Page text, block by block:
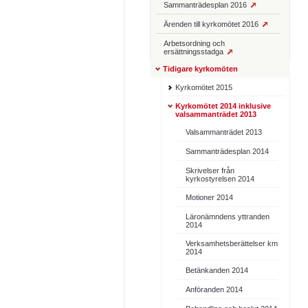
Sammanträdesplan 2016
Ärenden till kyrkomötet 2016
Arbetsordning och
ersättningsstadga
Tidigare kyrkomöten
Kyrkomötet 2015
Kyrkomötet 2014 inklusive
valsammanträdet 2013
Valsammanträdet 2013
Sammanträdesplan 2014
Skrivelser från
kyrkostyrelsen 2014
Motioner 2014
Läronämndens yttranden
2014
Verksamhetsberättelser km
2014
Betänkanden 2014
Anföranden 2014